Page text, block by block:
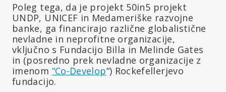
Poleg tega, da je projekt 50in5 projekt
UNDP, UNICEF in Medameriške razvojne
banke, ga financirajo različne globalistične
nevladne in neprofitne organizacije,
vključno s Fundacijo Billa in Melinde Gates
in (posredno prek nevladne organizacije z
imenom “Co-Develop“) Rockefellerjevo
fundacijo.